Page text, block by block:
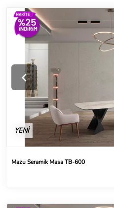
YENİ
Mazu Seramik Masa TB-600